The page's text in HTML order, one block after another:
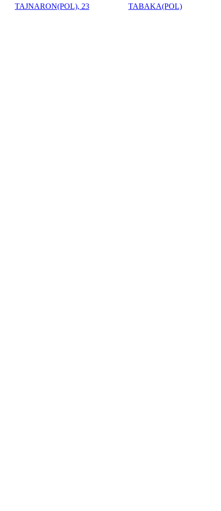
TAJNARON(POL), 23
TABAKA(POL)